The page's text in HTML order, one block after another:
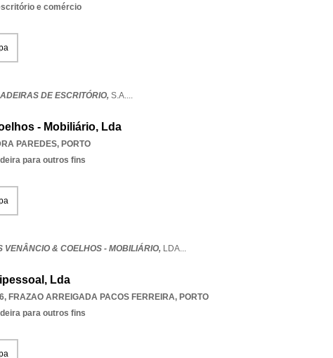
e comércio
DE ESCRITÓRIO, S.A....
- Mobiliário, Lda
PAREDES, PORTO
para outros fins
VENÂNCIO & COELHOS - MOBILIÁRIO, LDA...
Lda
, FRAZAO ARREIGADA PACOS FERREIRA, PORTO
para outros fins